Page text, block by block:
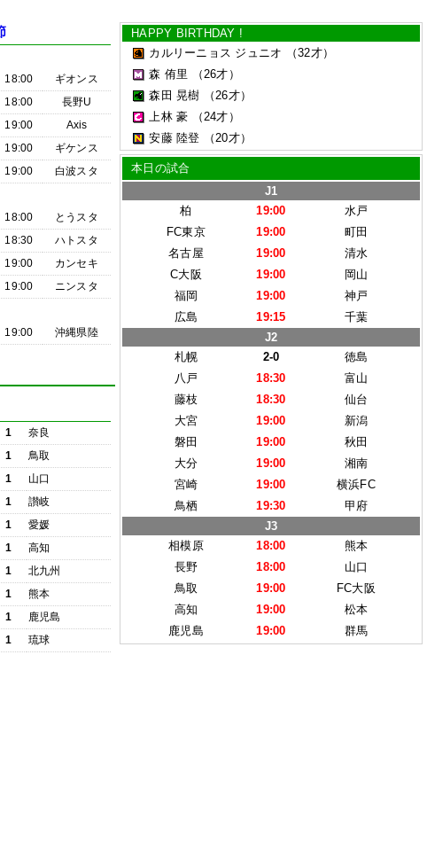
18:00
ギオンス
18:00
長野U
19:00
Axis
19:00
ギケンス
19:00
白波スタ
18:00
とうスタ
18:30
ハトスタ
19:00
カンセキ
19:00
ニンスタ
19:00 沖縄県陸
1
奈良
1
鳥取
1
山口
1
讃岐
1
愛媛
1
高知
1
北九州
1
熊本
1
鹿児島
1 琉球
HAPPY BIRTHDAY !
カルリーニョス ジュニオ
（32才）
森 侑里
（26才）
森田 晃樹
（26才）
上林 豪
（24才）
安藤 陸登
（20才）
本日の試合
J1
柏
19:00
水戸
FC東京
19:00
町田
名古屋
19:00
清水
C大阪
19:00
岡山
福岡
19:00
神戸
広島
19:15
千葉
J2
札幌
2-0
徳島
八戸
18:30
富山
藤枝
18:30
仙台
大宮
19:00
新潟
磐田
19:00
秋田
大分
19:00
湘南
宮崎
19:00
横浜FC
鳥栖
19:30
甲府
J3
相模原
18:00
熊本
長野
18:00
山口
鳥取
19:00
FC大阪
高知
19:00
松本
鹿児島
19:00 群馬